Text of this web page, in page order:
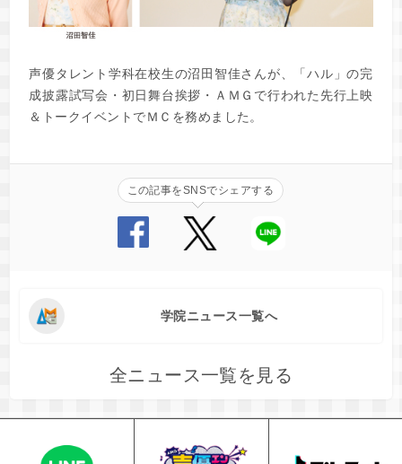
声優タレント学科在校生の沼田智佳さんが、「ハル」の完
成披露試写会・初日舞台挨拶・ＡＭＧで行われた先行上映
＆トークイベントでＭＣを務めました。
この記事をSNSでシェアする
学院ニュース一覧へ
全ニュース一覧を見る